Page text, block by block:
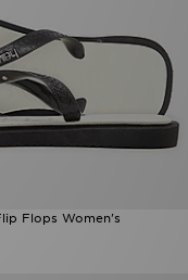
Flops Women's